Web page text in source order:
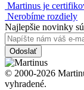
Martinus je
Nerobíme rozdiely
Najlepšie novinky
Odoslať
© 2000-2026
vyhradené.